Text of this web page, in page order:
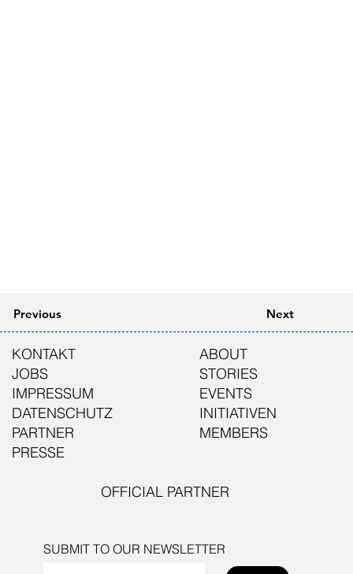
Previous Next
SUBMIT TO OUR NEWSLETTER
KONTAKT
JOBS
IMPRESSUM
DATENSCHUTZ
PARTNER
PRESSE
ABOUT
STORIES
EVENTS
INITIATIVEN
MEMBERS
OFFICIAL PARTNER